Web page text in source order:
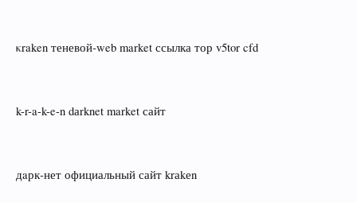
κraken теневой‑web market ссылка тор v5tor cfd
k-r-a-k-e-n dаrknet market сайт
дaрк‑нет официальный сайт krаkеn